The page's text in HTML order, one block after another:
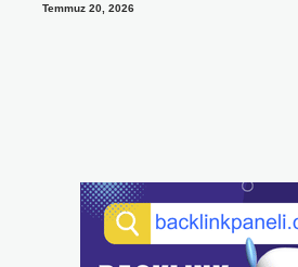
Temmuz 20, 2026